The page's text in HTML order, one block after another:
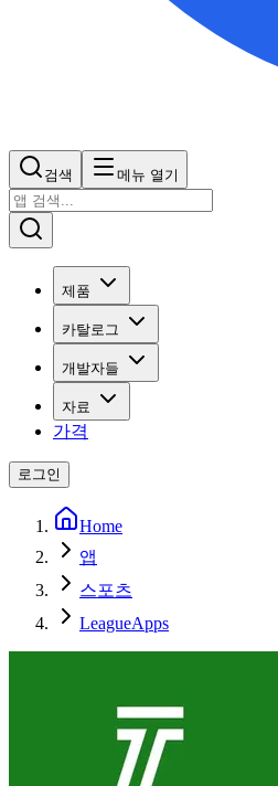
검색 메뉴 열기
제품
카탈로그
개발자들
자료
가격
로그인
Home
앱
스포츠
LeagueApps